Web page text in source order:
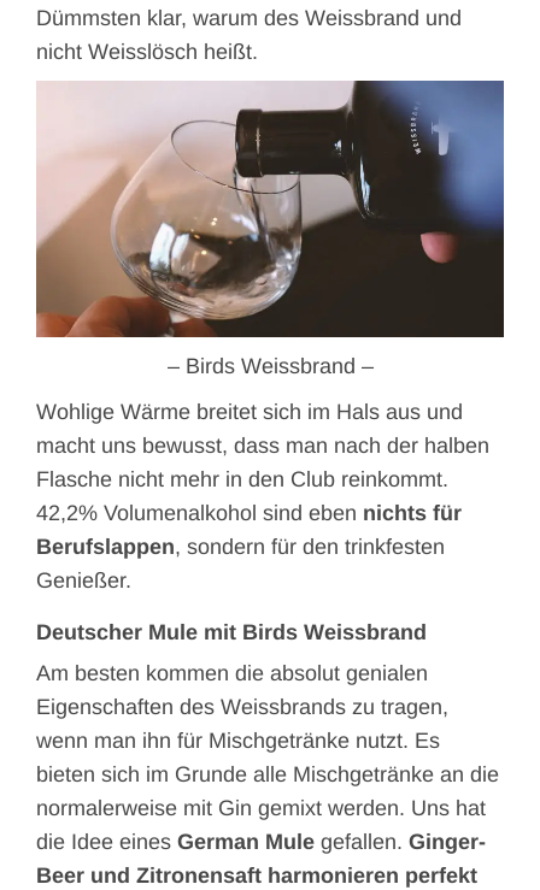
Dümmsten klar, warum des Weissbrand und
nicht Weisslösch heißt.
– Birds Weissbrand –
Wohlige Wärme breitet sich im Hals aus und
macht uns bewusst, dass man nach der halben
Flasche nicht mehr in den Club reinkommt.
42,2% Volumenalkohol sind eben nichts für
Berufslappen, sondern für den trinkfesten
Genießer.
Deutscher Mule mit Birds Weissbrand
Am besten kommen die absolut genialen
Eigenschaften des Weissbrands zu tragen,
wenn man ihn für Mischgetränke nutzt. Es
bieten sich im Grunde alle Mischgetränke an die
normalerweise mit Gin gemixt werden. Uns hat
die Idee eines German Mule gefallen. Ginger-
Beer und Zitronensaft harmonieren perfekt